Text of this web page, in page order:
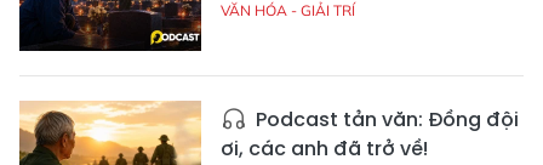
VĂN HÓA - GIẢI TRÍ
Podcast tản văn: Đồng đội
ơi, các anh đã trở về!